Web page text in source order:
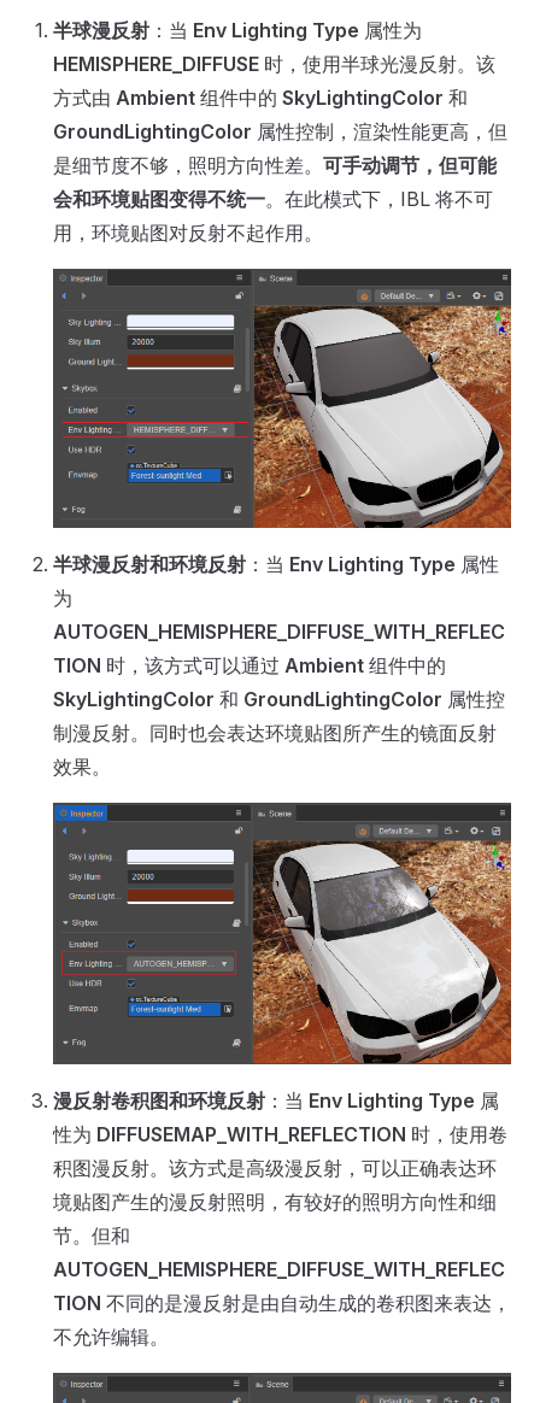
半球漫反射 ：当 Env Lighting Type 属性为
HEMISPHERE_DIFFUSE 时，使用半球光漫反射。该
方式由 Ambient 组件中的 SkyLightingColor 和
GroundLightingColor 属性控制，渲染性能更高，但
是细节度不够，照明方向性差。 可手动调节，但可能
会和环境贴图变得不统一。在此模式下，IBL 将不可
用，环境贴图对反射不起作用。
半球漫反射和环境反射 ：当 Env Lighting Type 属性
为
AUTOGEN_HEMISPHERE_DIFFUSE_WITH_REFLEC
TION 时，该方式可以通过 Ambient 组件中的
SkyLightingColor 和 GroundLightingColor 属性控
制漫反射。同时也会表达环境贴图所产生的镜面反射
效果。
漫反射卷积图和环境反射 ：当 Env Lighting Type 属
性为 DIFFUSEMAP_WITH_REFLECTION 时，使用卷
积图漫反射。该方式是高级漫反射，可以正确表达环
境贴图产生的漫反射照明，有较好的照明方向性和细
节。但和
AUTOGEN_HEMISPHERE_DIFFUSE_WITH_REFLEC
TION 不同的是漫反射是由自动生成的卷积图来表达，
不允许编辑。